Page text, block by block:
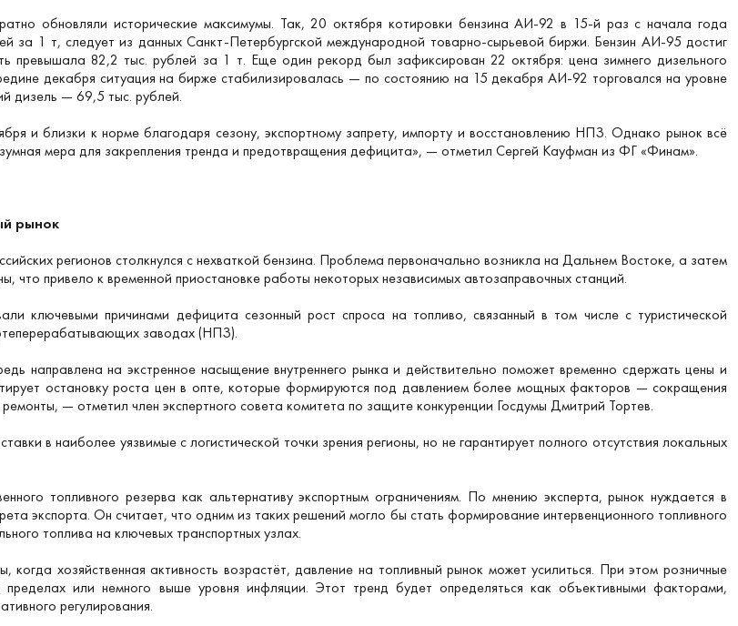
обновляли исторические максимумы. Так, 20 октября котировки бензина АИ-92 в 15-й раз с начала года
за 1 т, следует из данных Санкт-Петербургской международной товарно-сырьевой биржи. Бензин АИ-95 достиг
превышала 82,2 тыс. рублей за 1 т. Еще один рекорд был зафиксирован 22 октября: цена зимнего дизельного
декабря ситуация на бирже стабилизировалась — по состоянию на 15 декабря АИ-92 торговался на уровне
дизель — 69,5 тыс. рублей.
и близки к норме благодаря сезону, экспортному запрету, импорту и восстановлению НПЗ. Однако рынок всё
мера для закрепления тренда и предотвращения дефицита», — отметил Сергей Кауфман из ФГ «Финам».
рынок
регионов столкнулся с нехваткой бензина. Проблема первоначально возникла на Дальнем Востоке, а затем
что привело к временной приостановке работы некоторых независимых автозаправочных станций.
ключевыми причинами дефицита сезонный рост спроса на топливо, связанный в том числе с туристической
заводах (НПЗ).
направлена на экстренное насыщение внутреннего рынка и действительно поможет временно сдержать цены и
остановку роста цен в опте, которые формируются под давлением более мощных факторов — сокращения
— отметил член экспертного совета комитета по защите конкуренции Госдумы Дмитрий Тортев.
в наиболее уязвимые с логистической точки зрения регионы, но не гарантирует полного отсутствия локальных
топливного резерва как альтернативу экспортным ограничениям. По мнению эксперта, рынок нуждается в
экспорта. Он считает, что одним из таких решений могло бы стать формирование интервенционного топливного
топлива на ключевых транспортных узлах.
хозяйственная активность возрастёт, давление на топливный рынок может усилиться. При этом розничные
или немного выше уровня инфляции. Этот тренд будет определяться как объективными факторами,
регулирования.